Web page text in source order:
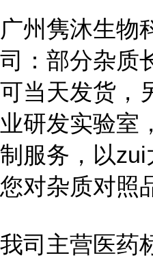
广州隽沐生物
司：部分杂质
可当天发货，
业研发实验室
制服务，以zui
您对杂质对照
我司主营医药